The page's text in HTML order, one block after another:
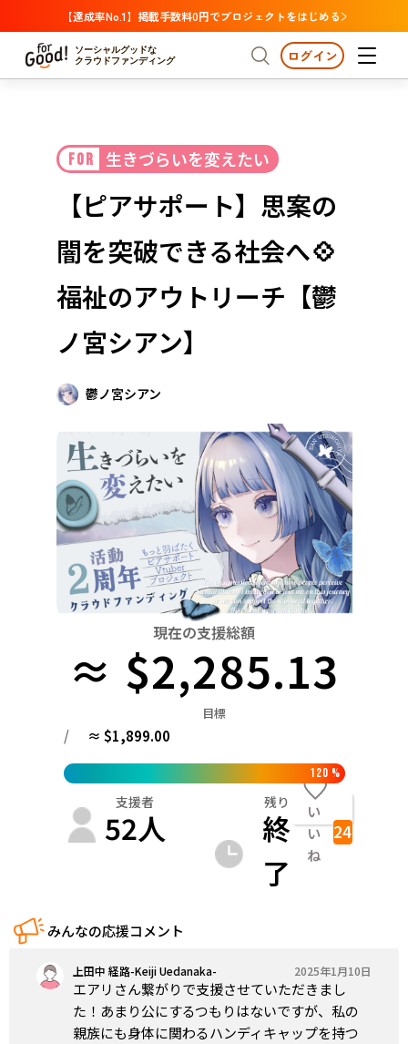
【達成率No.1】掲載手数料0円でプロジェクトをはじめる
ソーシャルグッドな
クラウドファンディング
プロジェクトからさがす 注目
カテゴリーからさがす 国際協力
医療・福祉
人権・マイノリティ
中国
四国
九州・沖縄
注目 新着
支援金額が多い
支援人数が多い
終了日が近い
カテゴリーからさがす
国際協力 医療・福祉
子ども・教育
環境・エシカル
人権・マイノリティ
社会貢献
地域からさがす
北海道 青森 岩手
栃木 群馬 埼玉 千葉 東京
新潟 富山 福井 山梨 長野
三重 滋賀 京都 大阪 兵庫 奈良
島根 岡山 広島 山口
九州・沖縄
ログイン
FOR 生きづらいを変えたい
【ピアサポート】思案の
闇を突破できる社会へ💠
福祉のアウトリーチ【鬱
ノ宮シアン】
鬱ノ宮シアン
現在の支援総額
≈ $2,285.13
目標
/ ≈ $1,899.00
120 %
支援者
52人
残り
終
了
い
い
ね
24
みんなの応援コメント
上田中 経路-Keiji Uedanaka- 2025年1月10日
エアリさん繋がりで支援させていただきまし
た！あまり公にするつもりはないですが、私の
親族にも身体に関わるハンディキャップを持つ